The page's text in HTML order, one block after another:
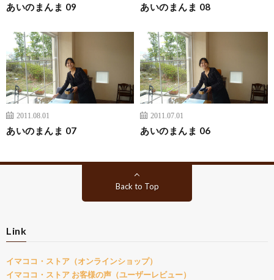
あいのまんま 09 あいのまんま 08
2011.08.01
あいのまんま 07
2011.07.01
あいのまんま 06
Back to Top
Link
イマココ・ストア（オンラインショップ）
イマココ・ストア お客様の声（ユーザーレビュー）